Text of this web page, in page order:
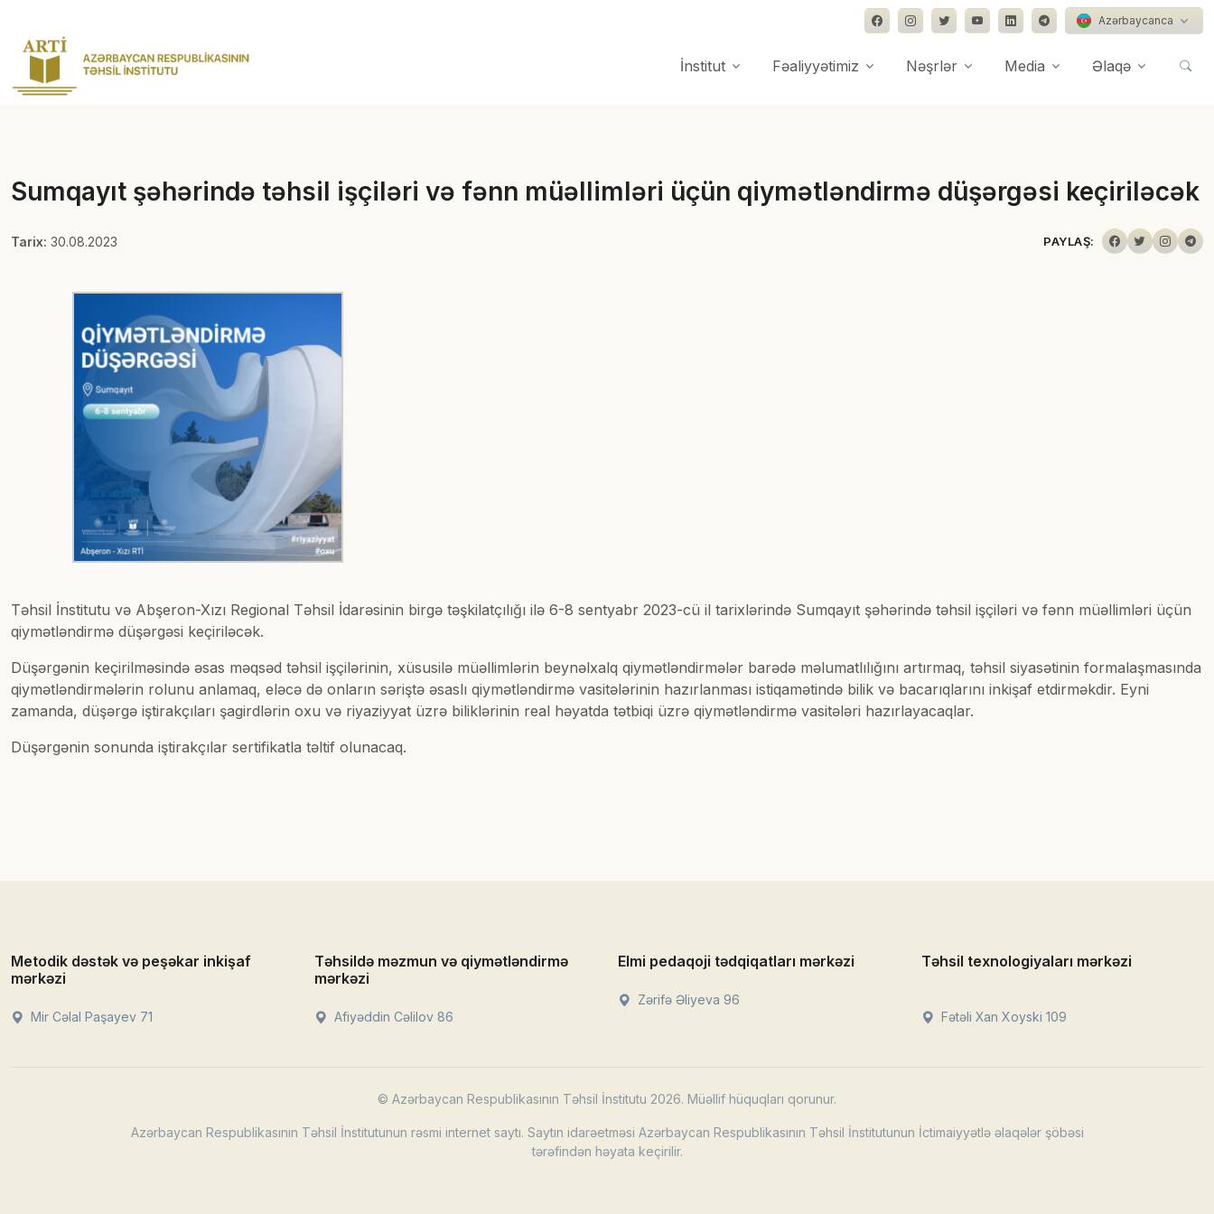
Azərbaycanca
İnstitut Fəaliyyətimiz Nəşrlər Media Əlaqə
Sumqayıt şəhərində təhsil işçiləri və fənn müəllimləri üçün qiymətləndirmə düşərgəsi keçiriləcək
Tarix: 30.08.2023 PAYLAŞ:
Təhsil İnstitutu və Abşeron-Xızı Regional Təhsil İdarəsinin birgə təşkilatçılığı ilə 6-8 sentyabr 2023-cü il tarixlərində Sumqayıt şəhərində təhsil işçiləri və fənn müəllimləri üçün
qiymətləndirmə düşərgəsi keçiriləcək.
Düşərgənin keçirilməsində əsas məqsəd təhsil işçilərinin, xüsusilə müəllimlərin beynəlxalq qiymətləndirmələr barədə məlumatlılığını artırmaq, təhsil siyasətinin formalaşmasında
qiymətləndirmələrin rolunu anlamaq, eləcə də onların səriştə əsaslı qiymətləndirmə vasitələrinin hazırlanması istiqamətində bilik və bacarıqlarını inkişaf etdirməkdir. Eyni
zamanda, düşərgə iştirakçıları şagirdlərin oxu və riyaziyyat üzrə biliklərinin real həyatda tətbiqi üzrə qiymətləndirmə vasitələri hazırlayacaqlar.
Düşərgənin sonunda iştirakçılar sertifikatla təltif olunacaq.
Metodik dəstək və peşəkar inkişaf
mərkəzi
Mir Cəlal Paşayev 71
Təhsildə məzmun və qiymətləndirmə
mərkəzi
Afiyəddin Cəlilov 86
Elmi pedaqoji tədqiqatları mərkəzi
Zərifə Əliyeva 96
Təhsil texnologiyaları mərkəzi
Fətəli Xan Xoyski 109
© Azərbaycan Respublikasının Təhsil İnstitutu 2026. Müəllif hüquqları qorunur.
Azərbaycan Respublikasının Təhsil İnstitutunun rəsmi internet saytı. Saytın idarəetməsi Azərbaycan Respublikasının Təhsil İnstitutunun İctimaiyyətlə əlaqələr şöbəsi
tərəfindən həyata keçirilir.